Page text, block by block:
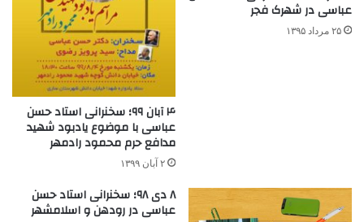
عباسی در شهرک فجر
۲۵ مرداد ۱۳۹۵
۴ آبان ۹۹؛ سخنرانی استاد حسن
عباسی با موضوع یادبود شهید
مدافع حرم محمود رادمهر
۲ آبان ۱۳۹۹
۸ دی ۹۸؛ سخنرانی استاد حسن
عباسی در رودهن و اسلامشهر